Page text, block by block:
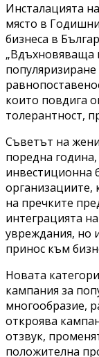
Инсталацията
място в
бизнеса в
„Вдъхновяваща
които повдига
толерантност,
Съветът на
поредна
инвестиционна
организациите,
на пречките
интеграцията
увреждания, но
принос към
Новата
кампания за
многообразие,
откроява
отзвук,
положителна